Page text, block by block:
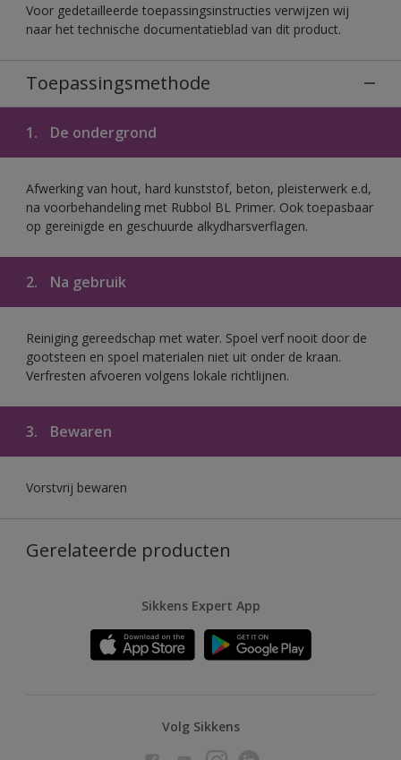
Voor gedetailleerde toepassingsinstructies verwijzen wij
naar het technische documentatieblad van dit product.
Toepassingsmethode
1. De ondergrond
Afwerking van hout, hard kunststof, beton, pleisterwerk e.d,
na voorbehandeling met Rubbol BL Primer. Ook toepasbaar
op gereinigde en geschuurde alkydharsverflagen.
2. Na gebruik
Reiniging gereedschap met water. Spoel verf nooit door de
gootsteen en spoel materialen niet uit onder de kraan.
Verfresten afvoeren volgens lokale richtlijnen.
3. Bewaren
Vorstvrij bewaren
Gerelateerde producten
Sikkens Expert App
Volg Sikkens